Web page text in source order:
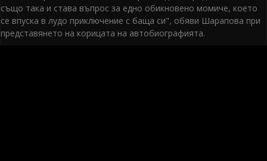
също така и става въпрос за едно обикновено момиче, което
се впуска в лудо приключение с баща си", обяви Шарапова при
представянето на корицата на автобиографията.